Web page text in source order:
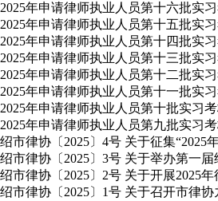
2025年申请律师执业人员第十六批实
2025年申请律师执业人员第十五批实
2025年申请律师执业人员第十四批实
2025年申请律师执业人员第十三批实
2025年申请律师执业人员第十二批实
2025年申请律师执业人员第十一批实
2025年申请律师执业人员第十批实习
2025年申请律师执业人员第九批实习
绍市律协〔2025〕4号 关于征集“2025
绍市律协〔2025〕3号 关于举办第一
绍市律协〔2025〕2号 关于开展2025
绍市律协〔2025〕1号 关于召开市律